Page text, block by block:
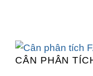
CÂN PHÂN